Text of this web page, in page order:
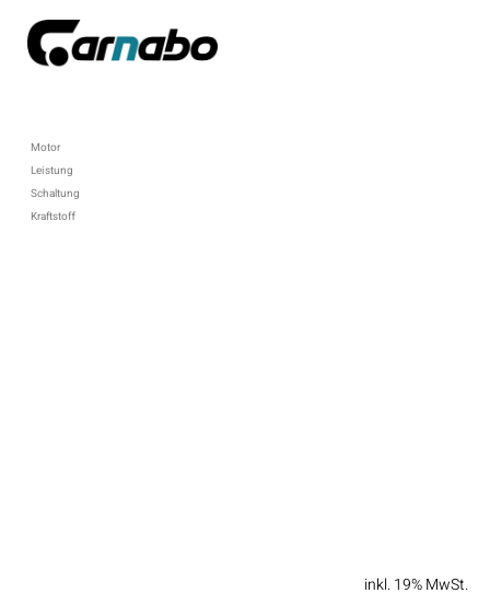
Motor
Leistung
Schaltung
Kraftstoff
inkl. 19% MwSt.